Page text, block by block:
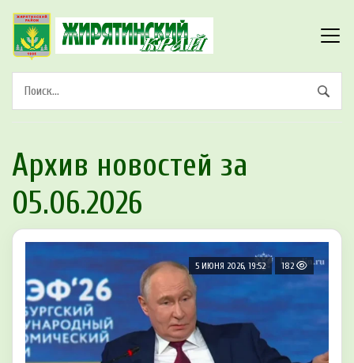
Архив новостей за
05.06.2026
5 ИЮНЯ 2026, 19:52 182